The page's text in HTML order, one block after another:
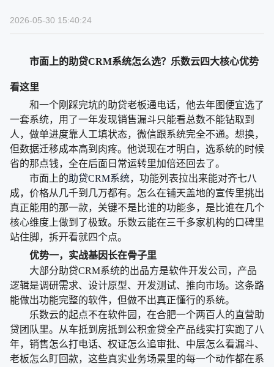
2026-05-30 15:40:24
市面上的助贷CRM系统怎么选？乐数云四大核心优势
看这里
和一个刚踩完坑的助贷老板通电话，他去年图便宜选了
一套系统，用了一年发现销售漏斗只能看总数不能钻取到
人，做单进度靠人工填状态，微信跟系统完全不通。想换，
但数据迁移成本高到肉疼。他说现在才明白，选系统的时候
省的那点钱，全在后面日常运转里加倍还回去了。
市面上的助贷CRM系统，功能列表拉出来能对齐七八
成，价格从几千到几万都有。怎么在铺天盖地的宣传里挑出
真正能用的那一款，关键不是比谁的功能多，是比谁在几个
核心维度上做到了极致。乐数云能在三千多家机构的口碑里
站住脚，拆开看就四个点。
优势一，实战基因长在骨子里
大部分助贷CRM系统的出品方是软件开发公司，产品
逻辑是调研需求、设计原型、开发测试、推向市场。这条路
能做出功能完整的软件，但做不出真正懂行的系统。
乐数云的起点不在软件园，在合肥一个两百人的直营助
贷团队里。从车抵到房抵到公积金贷全产品线实打实跑了八
年，销售怎么打电话、权证怎么追审批、中层怎么看漏斗、
老板怎么盯回款，这些真实业务场景里的每一个动作都在系